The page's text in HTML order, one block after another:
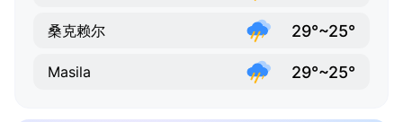
桑克赖尔 29°~25°
Masila 29°~25°